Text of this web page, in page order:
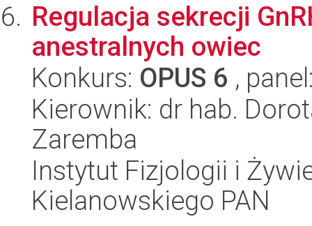
Regulacja sekrecji
anestralnych owiec
Konkurs: OPUS 6 ,
Kierownik: dr hab.
Zaremba
Instytut Fizjologii i
Kielanowskiego PAN